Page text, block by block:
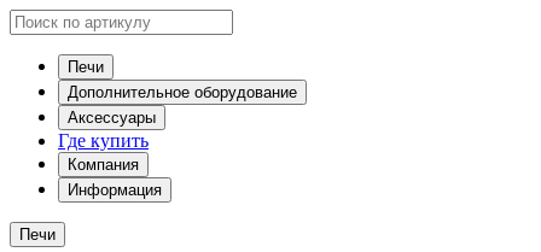
Печи
Дополнительное оборудование
Аксессуары
Где купить
Компания
Информация
Печи